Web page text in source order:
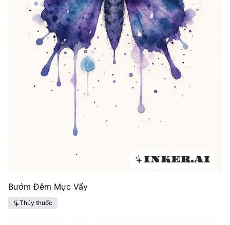
Bướm Đêm Mực Vẩy
Thủy thuốc